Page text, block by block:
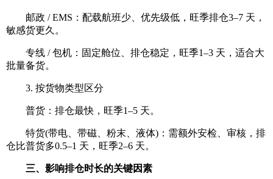
邮政 / EMS：配载航班少、优先级低，旺季排仓3–7 天，
敏感货更久。
专线 / 包机：固定舱位、排仓稳定，旺季1–3 天，适合大
批量备货。
3. 按货物类型区分
普货：排仓最快，旺季1–5 天。
特货(带电、带磁、粉末、液体)：需额外安检、审核，排
仓比普货多0.5–1 天，旺季2–6 天。
三、影响排仓时长的关键因素